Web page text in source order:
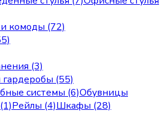
комоды (72)
(3)
(55)
системы (6)Обувницы
Рейлы (4)Шкафы (28)